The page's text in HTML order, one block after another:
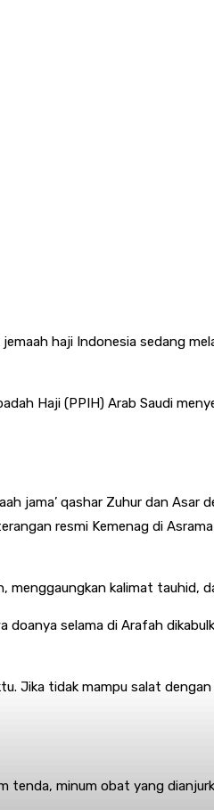
haji Indonesia sedang
Haji (PPIH) Arab Saudi
jama’ qashar Zuhur dan Asar
resmi Kemenag di
kalimat tauhid,
selama di Arafah
Jika tidak mampu salat
tenda, minum obat yang